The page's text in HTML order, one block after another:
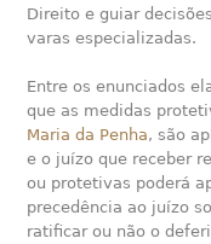
Direito e guiar
varas especializadas.
Entre os enunciados
que as medidas
Maria da Penha, são
e o juízo que receber
ou protetivas poderá
precedência ao juízo
ratificar ou não o